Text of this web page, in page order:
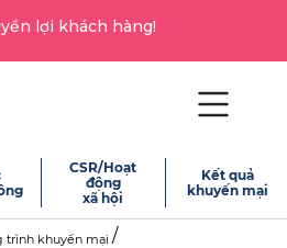
lợi khách hàng!
CSR/Hoạt
động
xã hội
Kết quả
khuyến mại
trình khuyến mại